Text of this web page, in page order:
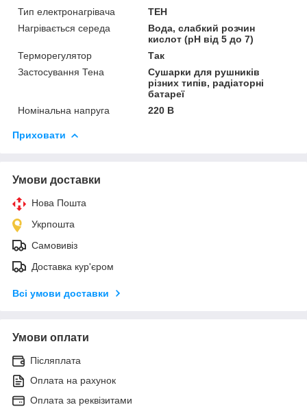
Тип електронагрівача
ТЕН
Нагрівається середа
Вода, слабкий розчин
кислот (pH від 5 до 7)
Терморегулятор
Так
Застосування Тена
Сушарки для рушників
різних типів, радіаторні
батареї
Номінальна напруга
220 В
Приховати
Умови доставки
Нова Пошта
Укрпошта
Самовивіз
Доставка кур'єром
Всі умови доставки
Умови оплати
Післяплата
Оплата на рахунок
Оплата за реквізитами